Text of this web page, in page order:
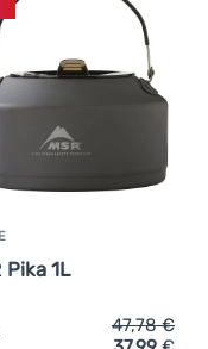
Pika 1L
47,78€